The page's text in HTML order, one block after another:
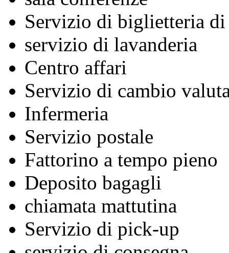
Servizio di biglietteria
servizio di lavanderia
Centro affari
Servizio di cambio
Infermeria
Servizio postale
Fattorino a tempo pieno
Deposito bagagli
chiamata mattutina
Servizio di pick-up